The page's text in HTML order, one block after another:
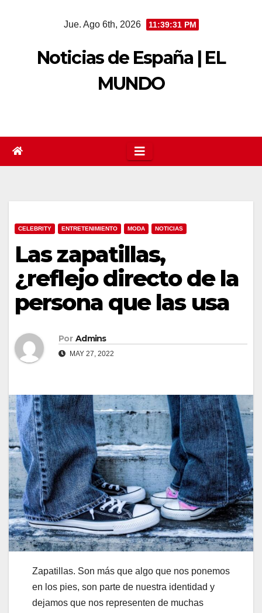
Jue. Ago 6th, 2026 11:39:32 PM
Noticias de España | EL
MUNDO
CELEBRITY ENTRETENIMIENTO MODA NOTICIAS
Las zapatillas,
¿reflejo directo de la
persona que las usa
Por Admins
MAY 27, 2022
Zapatillas. Son más que algo que nos ponemos
en los pies, son parte de nuestra identidad y
dejamos que nos representen de muchas